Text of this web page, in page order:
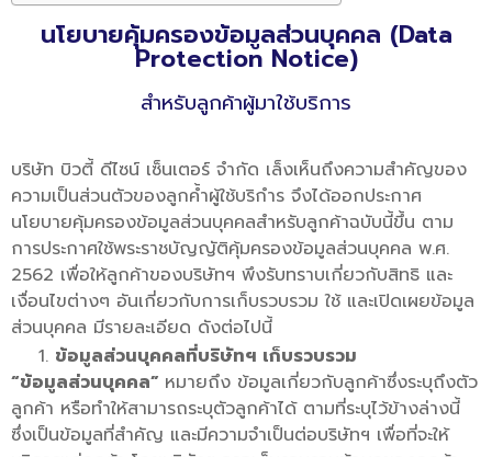
นโยบายคุ้มครองข้อมูลส่วนบุคคล (Data
Protection Notice)
สำหรับลูกค้าผู้มาใช้บริการ
บริษัท บิวตี้ ดีไซน์ เซ็นเตอร์ จำกัด เล็งเห็นถึงความสำคัญของ
ความเป็นส่วนตัวของลูกค้ำผู้ใช้บริกำร จึงได้ออกประกาศ
นโยบายคุ้มครองข้อมูลส่วนบุคคลสำหรับลูกค้าฉบับนี้ขึ้น ตาม
การประกาศใช้พระราชบัญญัติคุ้มครองข้อมูลส่วนบุคคล พ.ศ.
2562 เพื่อให้ลูกค้าของบริษัทฯ พึงรับทราบเกี่ยวกับสิทธิ และ
เงื่อนไขต่างๆ อันเกี่ยวกับการเก็บรวบรวม ใช้ และเปิดเผยข้อมูล
ส่วนบุคคล มีรายละเอียด ดังต่อไปนี้
ข้อมูลส่วนบุคคลที่บริษัทฯ เก็บรวบรวม
“ข้อมูลส่วนบุคคล” หมายถึง ข้อมูลเกี่ยวกับลูกค้าซึ่งระบุถึงตัว
ลูกค้า หรือทำให้สามารถระบุตัวลูกค้าได้ ตามที่ระบุไว้ข้างล่างนี้
ซึ่งเป็นข้อมูลที่สำคัญ และมีความจำเป็นต่อบริษัทฯ เพื่อที่จะให้